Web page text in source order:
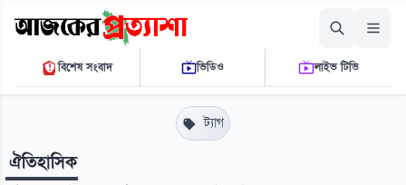
সোমবার, ১০ আগস্ট ২০২৬
০৯ ২২ ৪১ এ.এম.THE DAILY AJKER PROTTASHA
বিশেষ সংবাদ ভিডিও লাইভ টিভি
ট্যাগ
ঐতিহাসিক